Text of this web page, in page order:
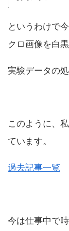
というわけで
クロ画像を白
実験データの
このように、
ています。
過去記事一覧
今は仕事中で